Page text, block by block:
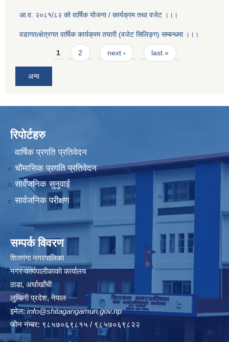
आ.व. २०८१/८२ को वार्षिक योजना / कार्यक्रम तथा वजेट ।।।
वडागत/क्षेत्रगत वार्षिक कार्यक्रम तयारी (वजेट सिलिङ्ग) सम्बन्धमा ।।।
Pages1 2 next › last »
अन्य
रिपोर्टहरु
वार्षिक प्रगति प्रतिवेदन
चौमासिक प्रगति प्रतिवेदन
सार्वजनिक सुनुवाई
सार्वजनिक परीक्षण
सम्पर्क विवरण
शितगंगा नगरपालिका
नगर कार्यपालीकाकाे कार्यालय
ठाडा, अर्घाखाँची
लुम्बिनी प्रदेश, नेपाल
इमेल: info@shitagangamun.gov.np
फोन नंम्बर: ९८५७०६९८१५ / ९८५७०६९८२२